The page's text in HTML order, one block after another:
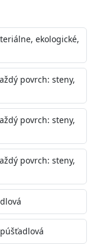
na vonkajšie aj
a pod.
nerozpínajúce sa
si zachováva
keď
vplyvom.
(podľa
aby na dne
ekologické,
povrch: steny,
povrch: steny,
povrch: steny,